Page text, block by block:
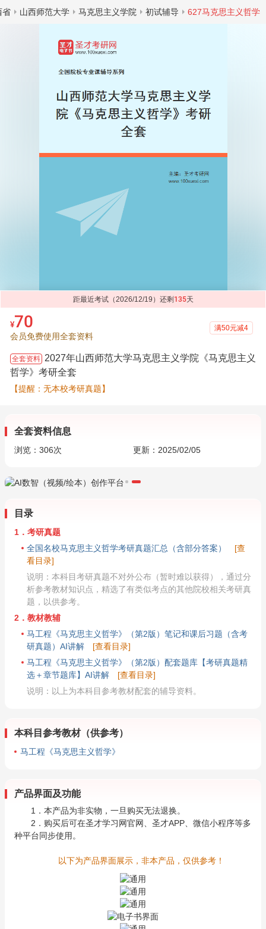
省 山西师范大学 马克思主义学院 初试辅导 627马克思主义哲学
距最近考试（2026/12/19）还剩 135天
¥70
会员免费使用全套资料
满50元减4
全套资料 2027年山西师范大学马克思主义学院《马克思主义
哲学》考研全套
【提醒：无本校考研真题】
全套资料信息
浏览： 306次 更新：2025/02/05
目录
1．考研真题
全国名校马克思主义哲学考研真题汇总（含部分答案）
[查
看目录]
说明：本科目考研真题不对外公布（暂时难以获得），通过分
析参考教材知识点，精选了有类似考点的其他院校相关考研真
题，以供参考。
2．教材教辅
马工程《马克思主义哲学》（第2版）笔记和课后习题（含考
研真题）AI讲解
[查看目录]
马工程《马克思主义哲学》（第2版）配套题库【考研真题精
选＋章节题库】AI讲解
[查看目录]
说明：以上为本科目参考教材配套的辅导资料。
本科目参考教材（供参考）
马工程《马克思主义哲学》
产品界面及功能
1．本产品为非实物，一旦购买无法退换。
2．购买后可在圣才学习网官网、圣才APP、微信小程序等多
种平台同步使用。
以下为产品界面展示，非本产品，仅供参考！